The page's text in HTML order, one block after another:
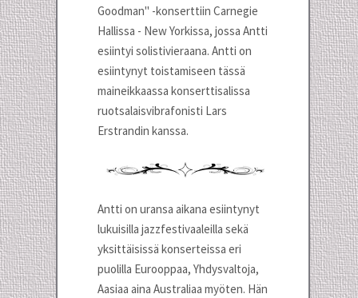
Goodman" -konserttiin Carnegie
Hallissa - New Yorkissa, jossa Antti
esiintyi solistivieraana. Antti on
esiintynyt toistamiseen tässä
maineikkaassa konserttisalissa
ruotsalaisvibrafonisti Lars
Erstrandin kanssa.
Antti on uransa aikana esiintynyt
lukuisilla jazzfestivaaleilla sekä
yksittäisissä konserteissa eri
puolilla Eurooppaa, Yhdysvaltoja,
Aasiaa aina Australiaa myöten. Hän